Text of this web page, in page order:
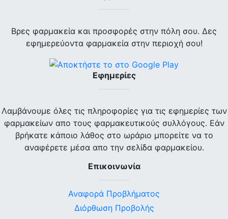
Βρες φαρμακεία και προσφορές στην πόλη σου. Δες
εφημερεύοντα φαρμακεία στην περιοχή σου!
Εφημερίες
Λαμβάνουμε όλες τις πληροφορίες για τις εφημερίες των
φαρμακείων απο τους φαρμακευτικούς συλλόγους. Εάν
βρήκατε κάποιο λάθος στο ωράριο μπορείτε να το
αναφέρετε μέσα απο την σελίδα φαρμακείου.
Επικοινωνία
Αναφορά Προβλήματος
Διόρθωση Προβολής